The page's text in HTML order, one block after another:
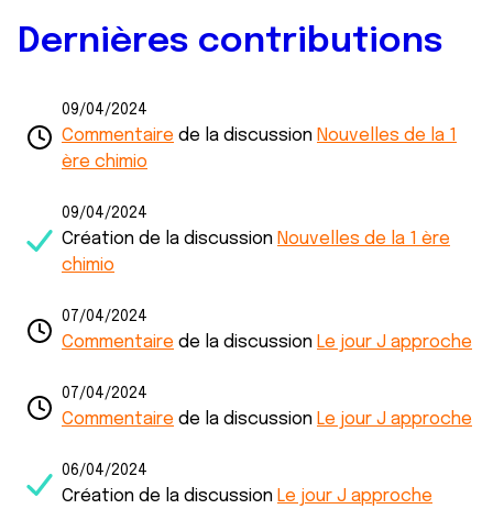
Dernières contributions
09/04/2024
Commentaire de la discussion Nouvelles de la 1
ère chimio
09/04/2024
Création de la discussion Nouvelles de la 1 ère
chimio
07/04/2024
Commentaire de la discussion Le jour J approche
07/04/2024
Commentaire de la discussion Le jour J approche
06/04/2024
Création de la discussion Le jour J approche